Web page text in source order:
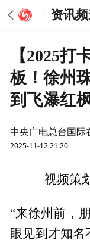
资讯
【2025
板！徐州
到飞瀑红
中央广电总台国际
2025-11-12 21:20
视频策
“来徐州前，
眼见到才知名